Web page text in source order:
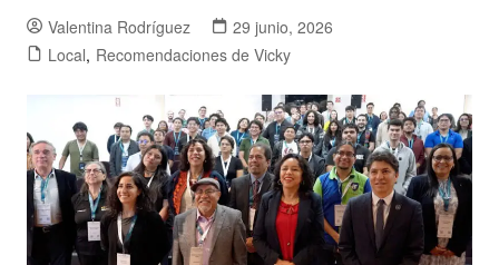
Valentina Rodríguez
29 junio, 2026
Local, Recomendaciones de Vicky